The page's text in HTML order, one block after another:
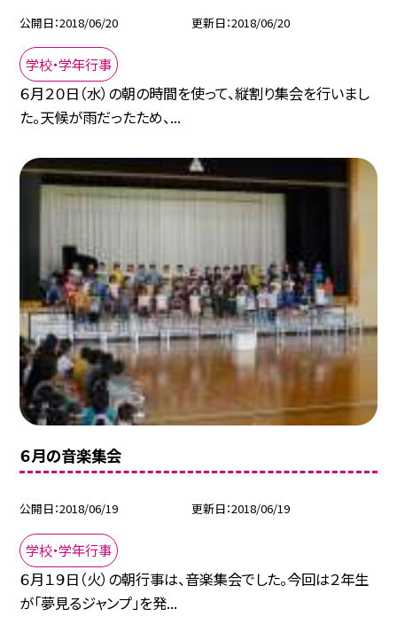
公開日 2018/06/20 更新日 2018/06/20
学校・学年行事
６月２０日（水）の朝の時間を使って、縦割り集会を行いまし
た。天候が雨だったため、...
６月の音楽集会
公開日 2018/06/19 更新日 2018/06/19
学校・学年行事
６月１９日（火）の朝行事は、音楽集会でした。今回は２年生
が「夢見るジャンプ」を発...